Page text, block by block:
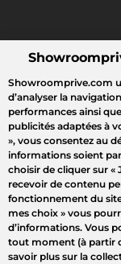
Que
Toutes les ventes
Showroomprive.com
d’analyser la
performances ainsi
publicités adaptées à
», vous consentez au
informations soient
choisir de cliquer sur «
recevoir de contenu
fonctionnement du
mes choix » vous
d’informations. Vous
tout moment (à partir
savoir plus sur la